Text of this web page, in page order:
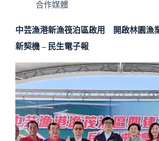
合作媒體
中芸漁港新漁筏泊區啟用 開啟林園漁
新契機 – 民生電子報